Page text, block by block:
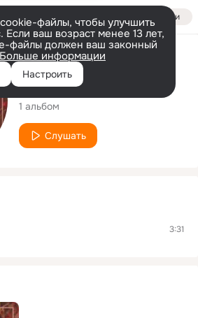
Войти
файлы, чтобы улучшить
Если ваш возраст менее 13 лет,
файлы должен ваш законный
Больше информации
Настроить
Исполнитель
Caylea
1 альбом
Слушать
3:31